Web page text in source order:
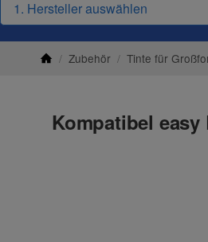
/ Zubehör / Tinte für
Kompatibel easy